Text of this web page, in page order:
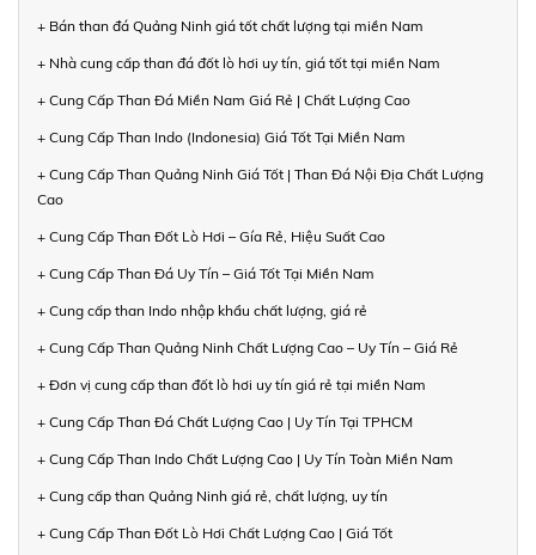
+ Bán than đá Quảng Ninh giá tốt chất lượng tại miền Nam
+ Nhà cung cấp than đá đốt lò hơi uy tín, giá tốt tại miền Nam
+ Cung Cấp Than Đá Miền Nam Giá Rẻ | Chất Lượng Cao
+ Cung Cấp Than Indo (Indonesia) Giá Tốt Tại Miền Nam
+ Cung Cấp Than Quảng Ninh Giá Tốt | Than Đá Nội Địa Chất Lượng
Cao
+ Cung Cấp Than Đốt Lò Hơi – Gía Rẻ, Hiệu Suất Cao
+ Cung Cấp Than Đá Uy Tín – Giá Tốt Tại Miền Nam
+ Cung cấp than Indo nhập khẩu chất lượng, giá rẻ
+ Cung Cấp Than Quảng Ninh Chất Lượng Cao – Uy Tín – Giá Rẻ
+ Đơn vị cung cấp than đốt lò hơi uy tín giá rẻ tại miền Nam
+ Cung Cấp Than Đá Chất Lượng Cao | Uy Tín Tại TPHCM
+ Cung Cấp Than Indo Chất Lượng Cao | Uy Tín Toàn Miền Nam
+ Cung cấp than Quảng Ninh giá rẻ, chất lượng, uy tín
+ Cung Cấp Than Đốt Lò Hơi Chất Lượng Cao | Giá Tốt